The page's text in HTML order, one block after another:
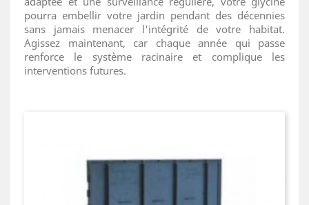
pourra embellir votre jardin pendant des décennies
sans jamais menacer l'intégrité de votre habitat.
Agissez maintenant, car chaque année qui passe
renforce le système racinaire et complique les
interventions futures.